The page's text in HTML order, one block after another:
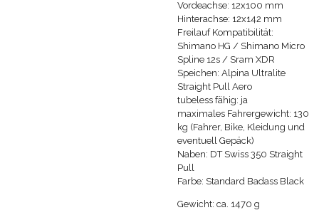
Vordeachse: 12x100 mm
Hinterachse: 12x142 mm
Freilauf Kompatibilität:
Shimano HG / Shimano Micro
Spline 12s / Sram XDR
Speichen: Alpina Ultralite
Straight Pull Aero
tubeless fähig: ja
maximales Fahrergewicht: 130
kg (Fahrer, Bike, Kleidung und
eventuell Gepäck)
Naben: DT Swiss 350 Straight
Pull
Farbe: Standard Badass Black
Gewicht: ca. 1470 g